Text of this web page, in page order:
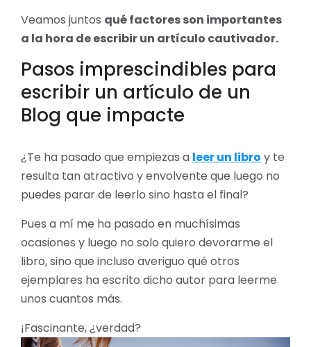
Veamos juntos qué factores son importantes
a la hora de escribir un artículo cautivador.
Pasos imprescindibles para
escribir un artículo de un
Blog que impacte
¿Te ha pasado que empiezas a leer un libro y te
resulta tan atractivo y envolvente que luego no
puedes parar de leerlo sino hasta el final?
Pues a mí me ha pasado en muchísimas
ocasiones y luego no solo quiero devorarme el
libro, sino que incluso averiguo qué otros
ejemplares ha escrito dicho autor para leerme
unos cuantos más.
¡Fascinante, ¿verdad?